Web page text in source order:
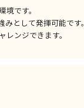
です。
として発揮可能です。
ンジできます。